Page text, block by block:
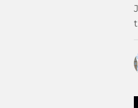
Acesse o perfil do